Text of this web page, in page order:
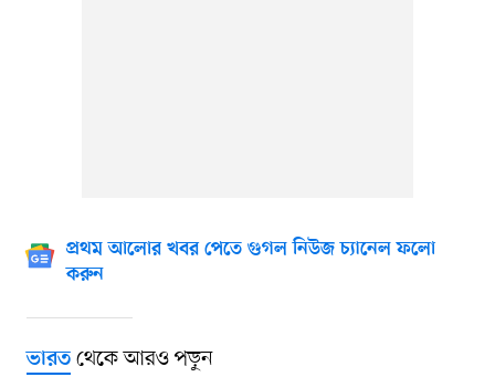
প্রথম আলোর খবর পেতে গুগল নিউজ চ্যানেল ফলো
করুন
ভারতথেকে আরও পড়ুন